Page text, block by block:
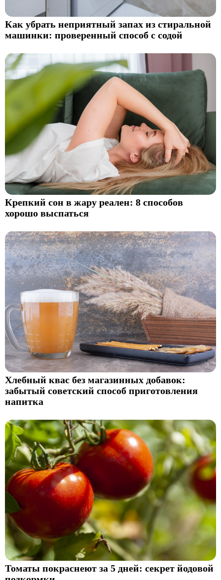
Как убрать неприятный запах из стиральной
машинки: проверенный способ с содой
Крепкий сон в жару реален: 8 способов
хорошо выспаться
Хлебный квас без магазинных добавок:
забытый советский способ приготовления
напитка
Томаты покраснеют за 5 дней: секрет йодовой